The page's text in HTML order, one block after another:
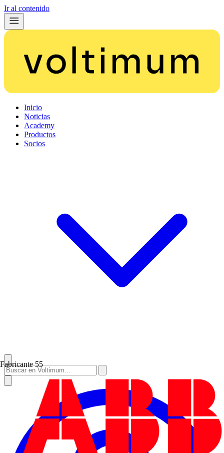
Ir al contenido
Inicio
Noticias
Academy
Productos
Socios
Fabricante 55